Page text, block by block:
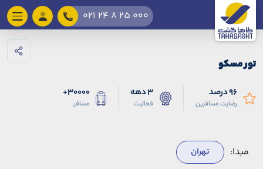
021 24 8 25 000
تور مسکو
96 درصد
رضایت مسافرین
3 دهه
فعالیت
30000+
مسافر
مبدا: تهران